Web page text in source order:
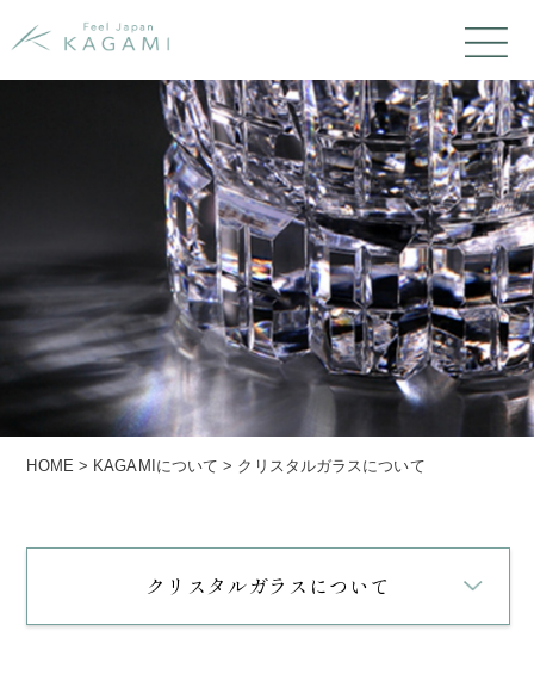
HOME > KAGAMIについて > クリスタルガラスについて
クリスタルガラスについて